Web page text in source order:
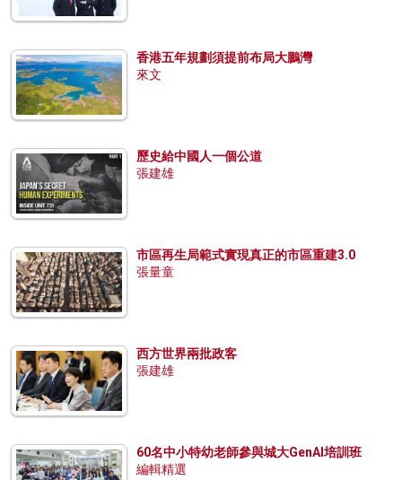
香港五年規劃須提前布局大鵬灣
來文
歷史給中國人一個公道
張建雄
市區再生局範式實現真正的市區重建3.0
張量童
西方世界兩批政客
張建雄
60名中小特幼老師參與城大GenAI培訓班
編輯精選